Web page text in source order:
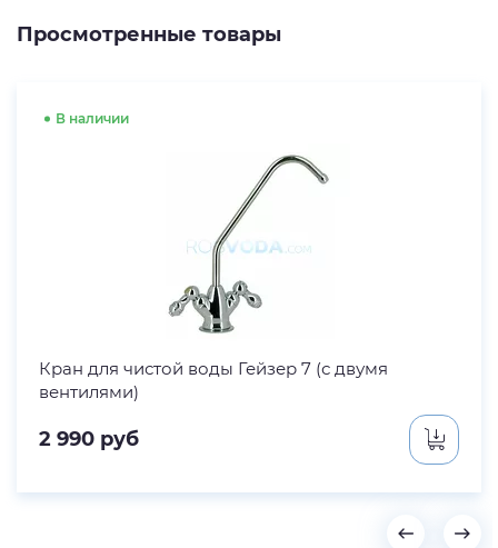
Просмотренные товары
В наличии
Кран для чистой воды Гейзер 7 (с двумя
вентилями)
2 990 руб